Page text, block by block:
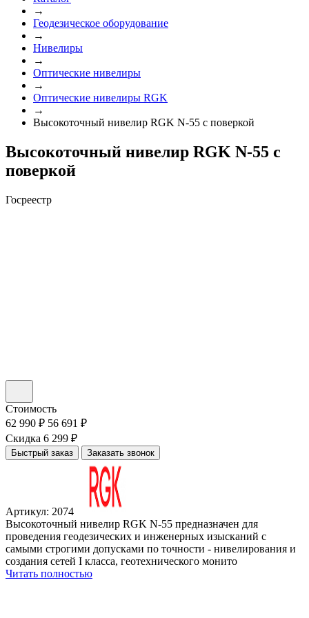
→
Геодезическое оборудование
→
Нивелиры
→
Оптические нивелиры
→
Оптические нивелиры RGK
→
Высокоточный нивелир RGK N-55 с поверкой
Высокоточный нивелир RGK N-55 с
поверкой
Госреестр
Стоимость
62 990 ₽ 56 691 ₽
Скидка 6 299 ₽
Быстрый заказ Заказать звонок
Артикул: 2074
Высокоточный нивелир RGK N-55 предназначен для
проведения геодезических и инженерных изысканий с
самыми строгими допусками по точности - нивелирования и
создания сетей I класса, геотехнического монито
Читать полностью